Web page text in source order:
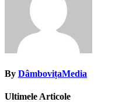
By DâmbovițaMedia
Ultimele Articole